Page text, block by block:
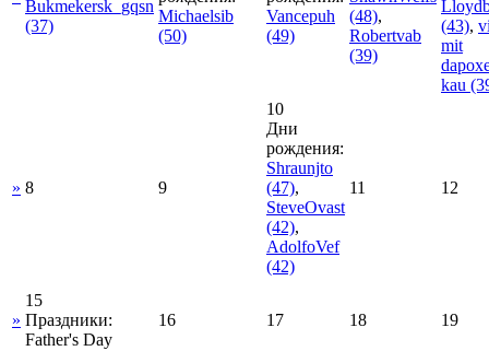
Bukmekersk_gqsn
(37)
Michaelsib
(50)
Vancepuh
(49)
(48),
Robertvab
(39)
(43),
mit
kau
» 8 9
10
Дни
рождения:
Shraunjto
(47),
SteveOvast
(42),
AdolfoVef
(42)
11 12
»
15
Праздники:
Father's Day
16 17 18 19